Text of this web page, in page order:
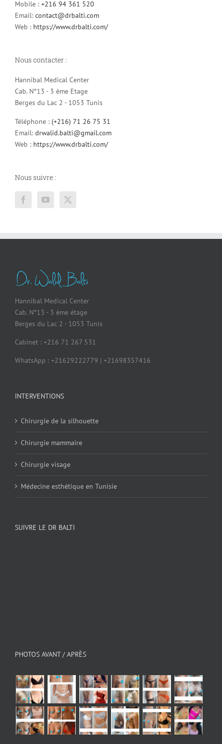
Mobile : +216 94 361 520
Email: contact@drbalti.com
Web : https://www.drbalti.com/
Nous contacter :
Hannibal Medical Center
Cab. N°13 - 3 ème Etage
Berges du Lac 2 - 1053 Tunis
Téléphone : (+216) 71 26 75 31
Email: drwalid.balti@gmail.com
Web : https://www.drbalti.com/
Nous suivre :
Hannibal Medical Center
Cab. N°13 - 3 ème étage
Berges du Lac 2 - 1053 Tunis
Cabinet : +216 71 267 531
WhatsApp : +21629222779 | +21698357416
INTERVENTIONS
Chirurgie de la silhouette
Chirurgie mammaire
Chirurgie visage
Médecine esthétique en Tunisie
SUIVRE LE DR BALTI
PHOTOS AVANT / APRÈS